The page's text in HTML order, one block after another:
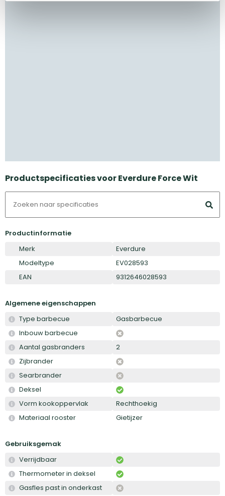
Productspecificaties voor Everdure Force Wit
Productinformatie
Merk
Everdure
Modeltype
EV028593
EAN
9312646028593
Algemene eigenschappen
Type barbecue
Gasbarbecue
Inbouw barbecue
Aantal gasbranders
2
Zijbrander
Searbrander
Deksel
Vorm kookoppervlak
Rechthoekig
Materiaal rooster
Gietijzer
Gebruiksgemak
Verrijdbaar
Thermometer in deksel
Gasfles past in onderkast